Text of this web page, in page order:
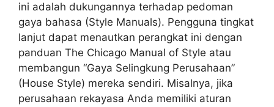
ini adalah dukungannya terhadap pedoman
gaya bahasa (Style Manuals). Pengguna tingkat
lanjut dapat menautkan perangkat ini dengan
panduan The Chicago Manual of Style atau
membangun “Gaya Selingkung Perusahaan”
(House Style) mereka sendiri. Misalnya, jika
perusahaan rekayasa Anda memiliki aturan